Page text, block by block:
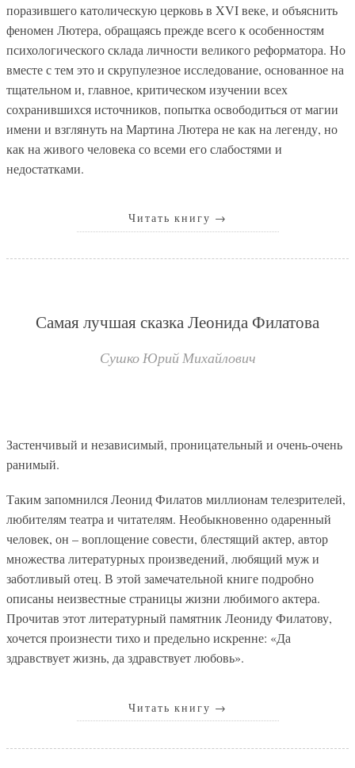
поразившего католическую церковь в XVI веке, и объяснить
феномен Лютера, обращаясь прежде всего к особенностям
психологического склада личности великого реформатора. Но
вместе с тем это и скрупулезное исследование, основанное на
тщательном и, главное, критическом изучении всех
сохранившихся источников, попытка освободиться от магии
имени и взглянуть на Мартина Лютера не как на легенду, но
как на живого человека со всеми его слабостями и
недостатками.
Читать книгу →
Самая лучшая сказка Леонида Филатова
Сушко Юрий Михайлович
Застенчивый и независимый, проницательный и очень-очень
ранимый.
Таким запомнился Леонид Филатов миллионам телезрителей,
любителям театра и читателям. Необыкновенно одаренный
человек, он – воплощение совести, блестящий актер, автор
множества литературных произведений, любящий муж и
заботливый отец. В этой замечательной книге подробно
описаны неизвестные страницы жизни любимого актера.
Прочитав этот литературный памятник Леониду Филатову,
хочется произнести тихо и предельно искренне: «Да
здравствует жизнь, да здравствует любовь».
Читать книгу →